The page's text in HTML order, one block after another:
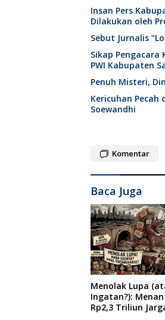
Insan Pers
Dilakukan oleh
Sebut Jurnalis
Sikap
PWI Kabupaten
Penuh Misteri,
Kericuhan Pecah
Soewandhi
Komentar
Baca Juga
Menolak Lupa
Ingatan?):
Rp2,3 Triliun